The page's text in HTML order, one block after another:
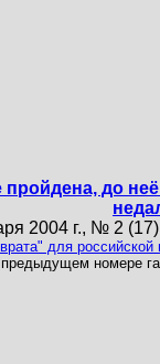
пройдена, до
2004 г., № 2
для российской
номере